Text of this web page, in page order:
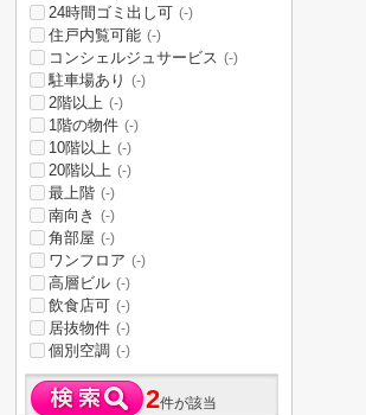
24時間ゴミ出し可 (-)
住戸内覧可能 (-)
コンシェルジュサービス (-)
駐車場あり (-)
2階以上 (-)
1階の物件 (-)
10階以上 (-)
20階以上 (-)
最上階 (-)
南向き (-)
角部屋 (-)
ワンフロア (-)
高層ビル (-)
飲食店可 (-)
居抜物件 (-)
個別空調 (-)
2件が該当